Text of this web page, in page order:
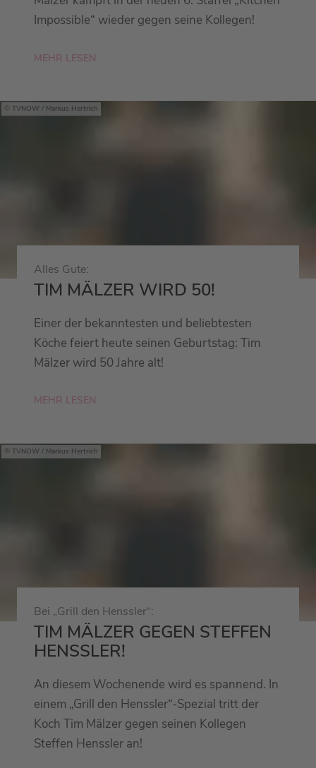
Impossible“ wieder gegen seine Kollegen!
MEHR LESEN
TVNOW / Markus Hertrich
Alles Gute:
TIM MÄLZER WIRD 50!
Einer der bekanntesten und beliebtesten
Köche feiert heute seinen Geburtstag: Tim
Mälzer wird 50 Jahre alt!
MEHR LESEN
TVNOW / Markus Hertrich
Bei „Grill den Henssler“:
TIM MÄLZER GEGEN STEFFEN
HENSSLER!
An diesem Wochenende wird es spannend. In
einem „Grill den Henssler“-Spezial tritt der
Koch Tim Mälzer gegen seinen Kollegen
Steffen Henssler an!